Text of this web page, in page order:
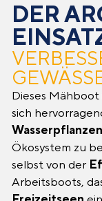
DER
Dieses Mähboot
sich
Wasserpflanzen
Ökosystem zu
selbst von der
Arbeitsboots,